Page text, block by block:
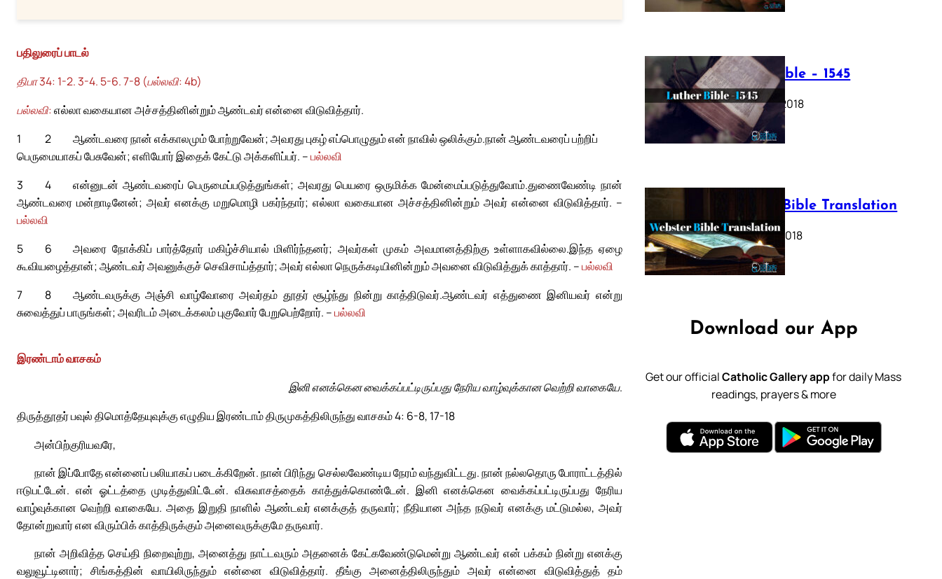
பதிலுரைப் பாடல்
திபா 34: 1-2. 3-4. 5-6. 7-8 (பல்லவி: 4b)
பல்லவி:எல்லா வகையான அச்சத்தினின்றும் ஆண்டவர் என்னை விடுவித்தார்.
1
ஆண்டவரை நான் எக்காலமும் போற்றுவேன்; அவரது புகழ் எப்பொழுதும் என் நாவில் ஒலிக்கும்.
2
நான் ஆண்டவரைப் பற்றிப்
பெருமையாகப் பேசுவேன்; எளியோர் இதைக் கேட்டு அக்களிப்பர். –பல்லவி
3
என்னுடன் ஆண்டவரைப் பெருமைப்படுத்துங்கள்; அவரது பெயரை ஒருமிக்க மேன்மைப்படுத்துவோம்.
4
துணைவேண்டி நான்
ஆண்டவரை மன்றாடினேன்; அவர் எனக்கு மறுமொழி பகர்ந்தார்; எல்லா வகையான அச்சத்தினின்றும் அவர் என்னை விடுவித்தார். –
பல்லவி
5
அவரை நோக்கிப் பார்த்தோர் மகிழ்ச்சியால் மிளிர்ந்தனர்; அவர்கள் முகம் அவமானத்திற்கு உள்ளாகவில்லை.
6
இந்த ஏழை
கூவியழைத்தான்; ஆண்டவர் அவனுக்குச் செவிசாய்த்தார்; அவர் எல்லா நெருக்கடியினின்றும் அவனை விடுவித்துக் காத்தார். –பல்லவி
7
ஆண்டவருக்கு அஞ்சி வாழ்வோரை அவர்தம் தூதர் சூழ்ந்து நின்று காத்திடுவர்.
8
ஆண்டவர் எத்துணை இனியவர் என்று
சுவைத்துப் பாருங்கள்; அவரிடம் அடைக்கலம் புகுவோர் பேறுபெற்றோர். –பல்லவி
இரண்டாம் வாசகம்
இனி எனக்கென வைக்கப்பட்டிருப்பது நேரிய வாழ்வுக்கான வெற்றி வாகையே.
திருத்தூதர் பவுல் திமொத்தேயுவுக்கு எழுதிய இரண்டாம் திருமுகத்திலிருந்து வாசகம் 4: 6-8, 17-18
அன்பிற்குரியவரே,
நான் இப்போதே என்னைப் பலியாகப் படைக்கிறேன். நான் பிரிந்து செல்லவேண்டிய நேரம் வந்துவிட்டது. நான் நல்லதொரு போராட்டத்தில்
ஈடுபட்டேன். என் ஓட்டத்தை முடித்துவிட்டேன். விசுவாசத்தைக் காத்துக்கொண்டேன். இனி எனக்கென வைக்கப்பட்டிருப்பது நேரிய
வாழ்வுக்கான வெற்றி வாகையே. அதை இறுதி நாளில் ஆண்டவர் எனக்குத் தருவார்; நீதியான அந்த நடுவர் எனக்கு மட்டுமல்ல, அவர்
தோன்றுவார் என விரும்பிக் காத்திருக்கும் அனைவருக்குமே தருவார்.
நான் அறிவித்த செய்தி நிறைவுற்று, அனைத்து நாட்டவரும் அதனைக் கேட்கவேண்டுமென்று ஆண்டவர் என் பக்கம் நின்று எனக்கு
வலுவூட்டினார்; சிங்கத்தின் வாயிலிருந்தும் என்னை விடுவித்தார். தீங்கு அனைத்திலிருந்தும் அவர் என்னை விடுவித்துத் தம்
Luther Bible – 1545
October 17, 2018
Webster Bible Translation
October 11, 2018
Download our App
Get our officialCatholic Gallery appfor daily Mass
readings, prayers & more